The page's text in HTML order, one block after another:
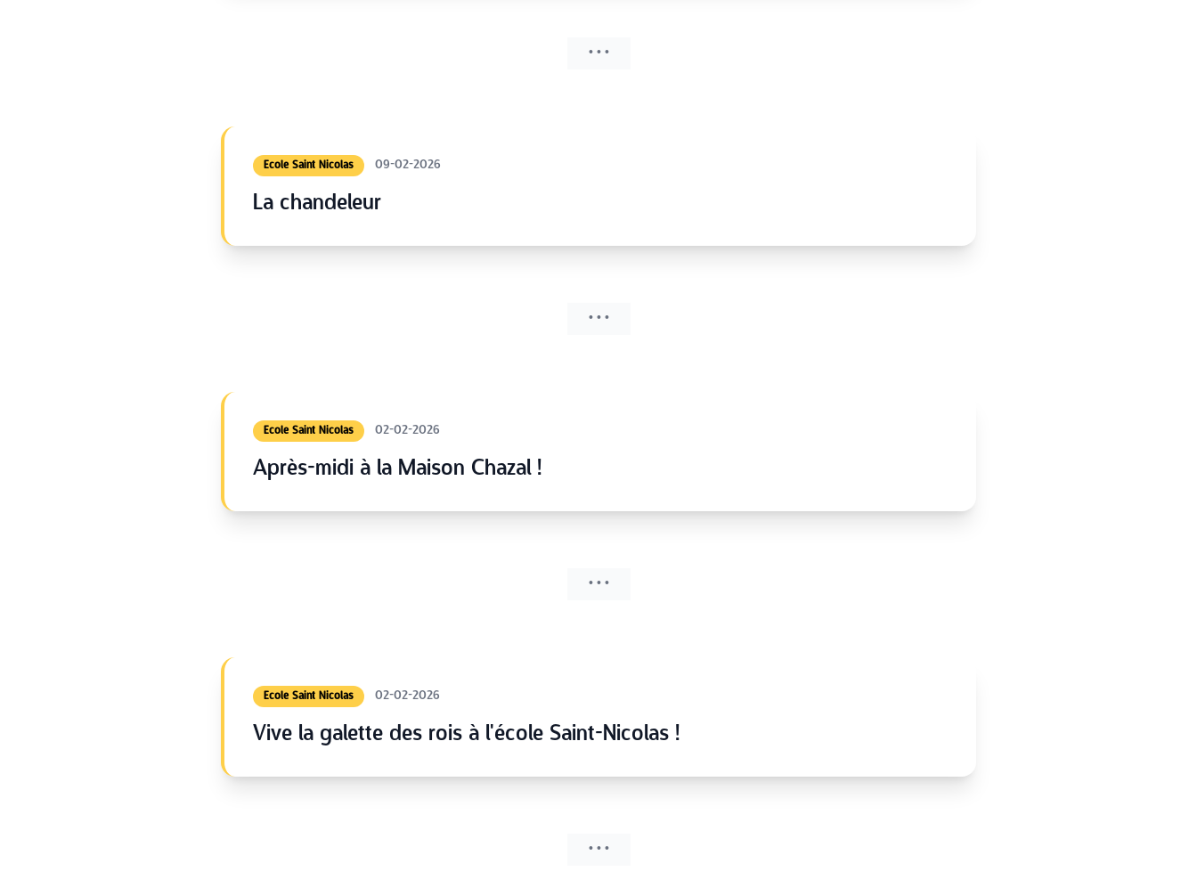
• • •
Ecole Saint Nicolas 09-02-2026
La chandeleur
• • •
Ecole Saint Nicolas 02-02-2026
Après-midi à la Maison Chazal !
• • •
Ecole Saint Nicolas 02-02-2026
Vive la galette des rois à l'école Saint-Nicolas !
• • •